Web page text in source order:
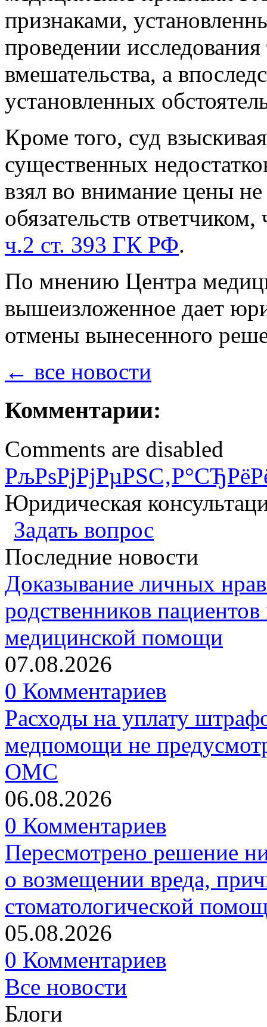
признаками,
проведении
вмешательства, а
установленных
Кроме того, суд
существенных
взял во внимание цены
обязательств
ч.2 ст. 393 ГК РФ.
По мнению Центра
вышеизложенное дает
отмены вынесенного
← все новости
Комментарии:
Comments are disabled
Юридическая
Задать вопрос
Последние новости
Доказывание личных
родственников
медицинской помощи
07.08.2026
0 Комментариев
Расходы на уплату
медпомощи не
ОМС
06.08.2026
0 Комментариев
Пересмотрено решение
о возмещении вреда,
стоматологической
05.08.2026
0 Комментариев
Все новости
Блоги